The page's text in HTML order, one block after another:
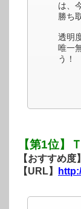
は、
勝ち
透明
唯一
う！
【第1位】
【おすす
【URL】